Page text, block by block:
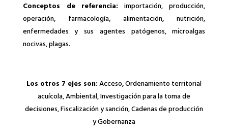
Conceptos de referencia: importación, producción,
operación, farmacología, alimentación, nutrición,
enfermedades y sus agentes patógenos, microalgas
nocivas, plagas.
Los otros 7 ejes son:Acceso, Ordenamiento territorial
acuícola, Ambiental, Investigación para la toma de
decisiones, Fiscalización y sanción, Cadenas de producción
y Gobernanza